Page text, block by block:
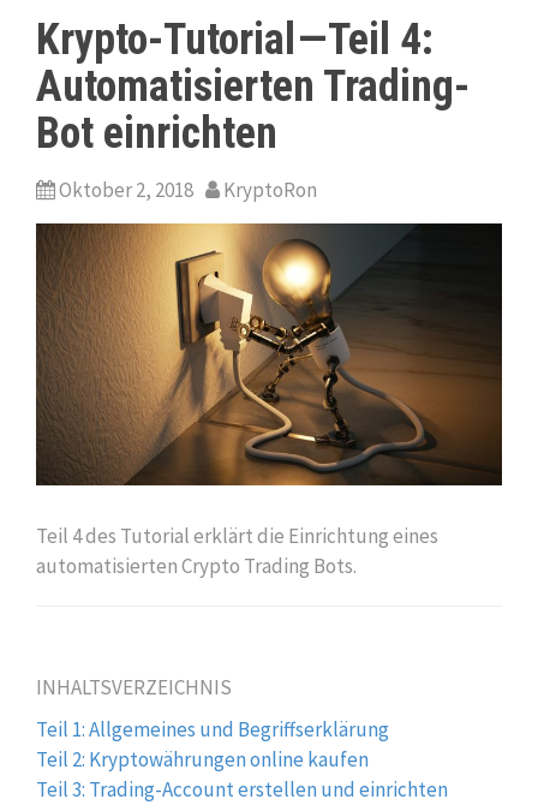
Krypto-Tutorial — Teil 4:
Automatisierten Trading-
Bot einrichten
Oktober 2, 2018 KryptoRon
Teil 4 des Tutorial erklärt die Einrichtung eines
automatisierten Crypto Trading Bots.
INHALTSVERZEICHNIS
Teil 1: Allgemeines und Begriffserklärung
Teil 2: Kryptowährungen online kaufen
Teil 3: Trading-Account erstellen und einrichten